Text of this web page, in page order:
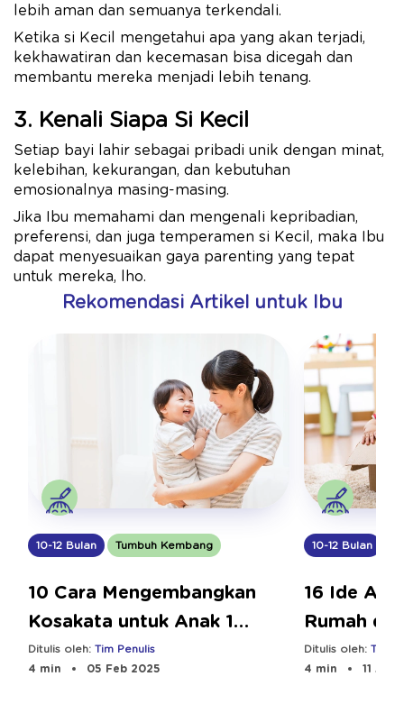
lebih aman dan semuanya terkendali.
Ketika si Kecil mengetahui apa yang akan terjadi,
kekhawatiran dan kecemasan bisa dicegah dan
membantu mereka menjadi lebih tenang.
3. Kenali Siapa Si Kecil
Setiap bayi lahir sebagai pribadi unik dengan minat,
kelebihan, kekurangan, dan kebutuhan
emosionalnya masing-masing.
Jika Ibu memahami dan mengenali kepribadian,
preferensi, dan juga temperamen si Kecil, maka Ibu
dapat menyesuaikan gaya parenting yang tepat
untuk mereka, lho.
Rekomendasi Artikel untuk Ibu
10-12 Bulan Tumbuh Kembang
10 Cara Mengembangkan
Kosakata untuk Anak 1
Tahun
Ditulis oleh: Tim Penulis
4 min
05 Feb 2025
10-12 Bulan
16 Ide
Rumah
Terbatas
Ditulis oleh: Tim
4 min
11 Aug